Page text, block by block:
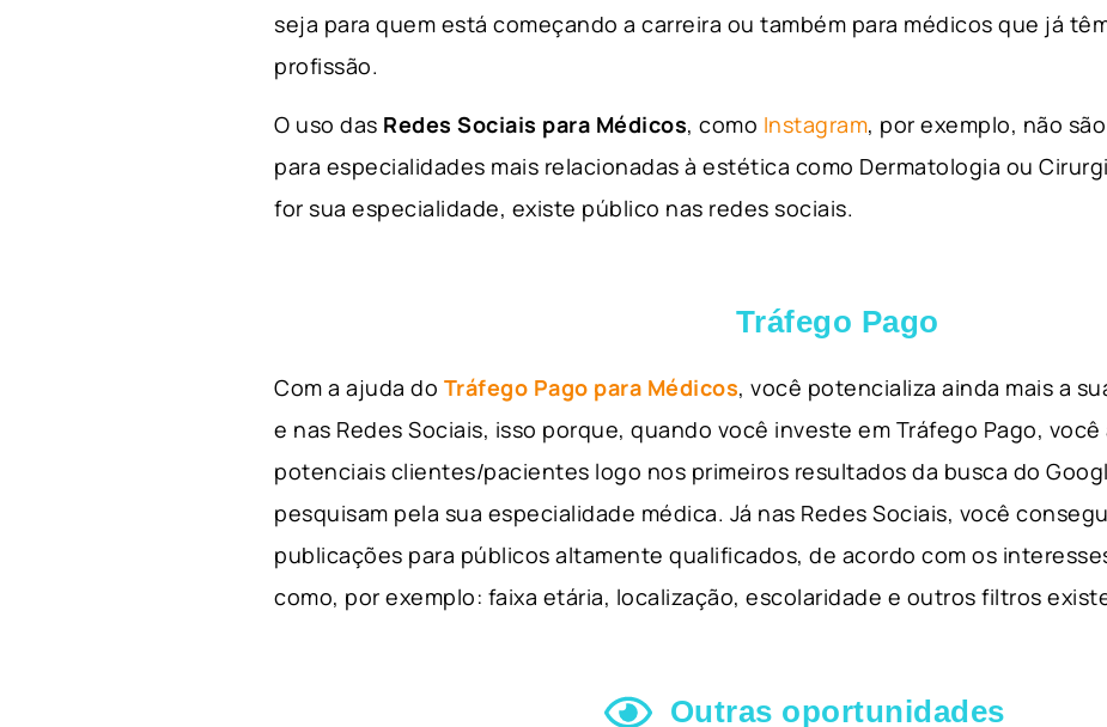
seja para quem está começando a carreira ou também para médicos que já
profissão.
O uso das Redes Sociais para Médicos, como Instagram, por exemplo, não
para especialidades mais relacionadas à estética como Dermatologia ou
for sua especialidade, existe público nas redes sociais.
Tráfego Pago
Com a ajuda do Tráfego Pago para Médicos, você potencializa ainda mais a
e nas Redes Sociais, isso porque, quando você investe em Tráfego Pago,
potenciais clientes/pacientes logo nos primeiros resultados da busca do
pesquisam pela sua especialidade médica. Já nas Redes Sociais, você
publicações para públicos altamente qualificados, de acordo com os
como, por exemplo: faixa etária, localização, escolaridade e outros filtros
Outras oportunidades